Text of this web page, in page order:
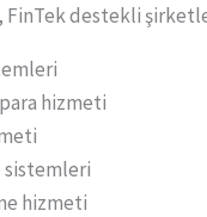
FinTek destekli
hizmeti
sistemleri
hizmeti